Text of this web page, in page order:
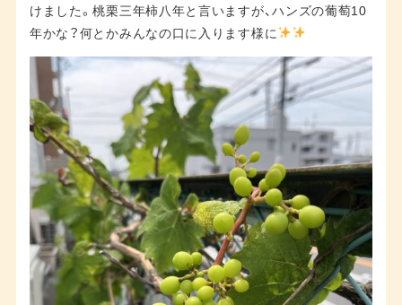
けました。桃栗三年柿八年と言いますが、ハンズの葡萄10
年かな？何とかみんなの口に入ります様に